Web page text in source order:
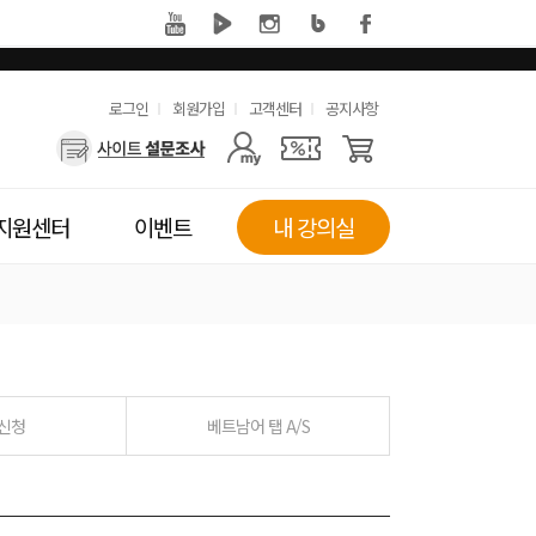
유
용
로그인 회원가입 고객센터 공지사항
사
자
메
원센터 이벤트 내 강의실
청 베트남어 탭 A/S